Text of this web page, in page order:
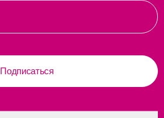
Подписаться